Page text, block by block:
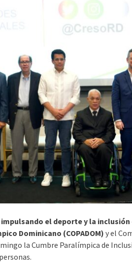
el deporte y la inclusión
Dominicano (COPADOM)y el
la Cumbre Paralímpica de